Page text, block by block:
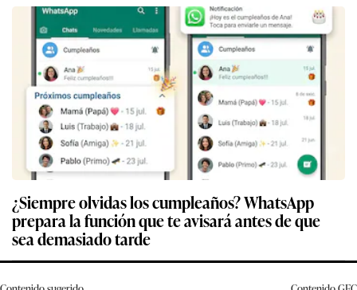
¿Siempre olvidas los cumpleaños? WhatsApp
prepara la función que te avisará antes de que
sea demasiado tarde